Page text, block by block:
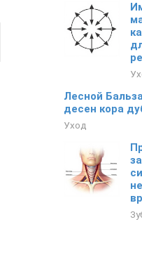
Лесной
десен кора
Уход